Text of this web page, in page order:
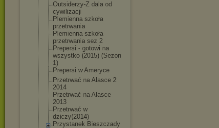
Outsiderzy-Z dala od
cywilizacji
Plemienna szkoła
przetrwania
Plemienna szkoła
przetrwania sez 2
Prepersi - gotowi na
wszystko (2015) (Sezon
1)
Prepersi w Ameryce
Przetrwać na Alasce 2
2014
Przetrwać na Alasce
2013
Przetrwać w
dziczy(2014)
Przystanek Bieszczady